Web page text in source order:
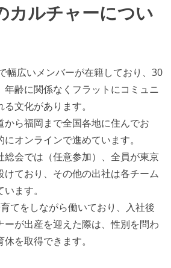
カルチャーについ
幅広いメンバーが在籍しており、30
年齢に関係なくフラットにコミュニ
文化があります。
から福岡まで全国各地に住んでお
オンラインで進めています。
総会では（任意参加）、全員が東京
けており、その他の出社は各チーム
ます。
てをしながら働いており、入社後
ーが出産を迎えた際は、性別を問わ
を取得できます。